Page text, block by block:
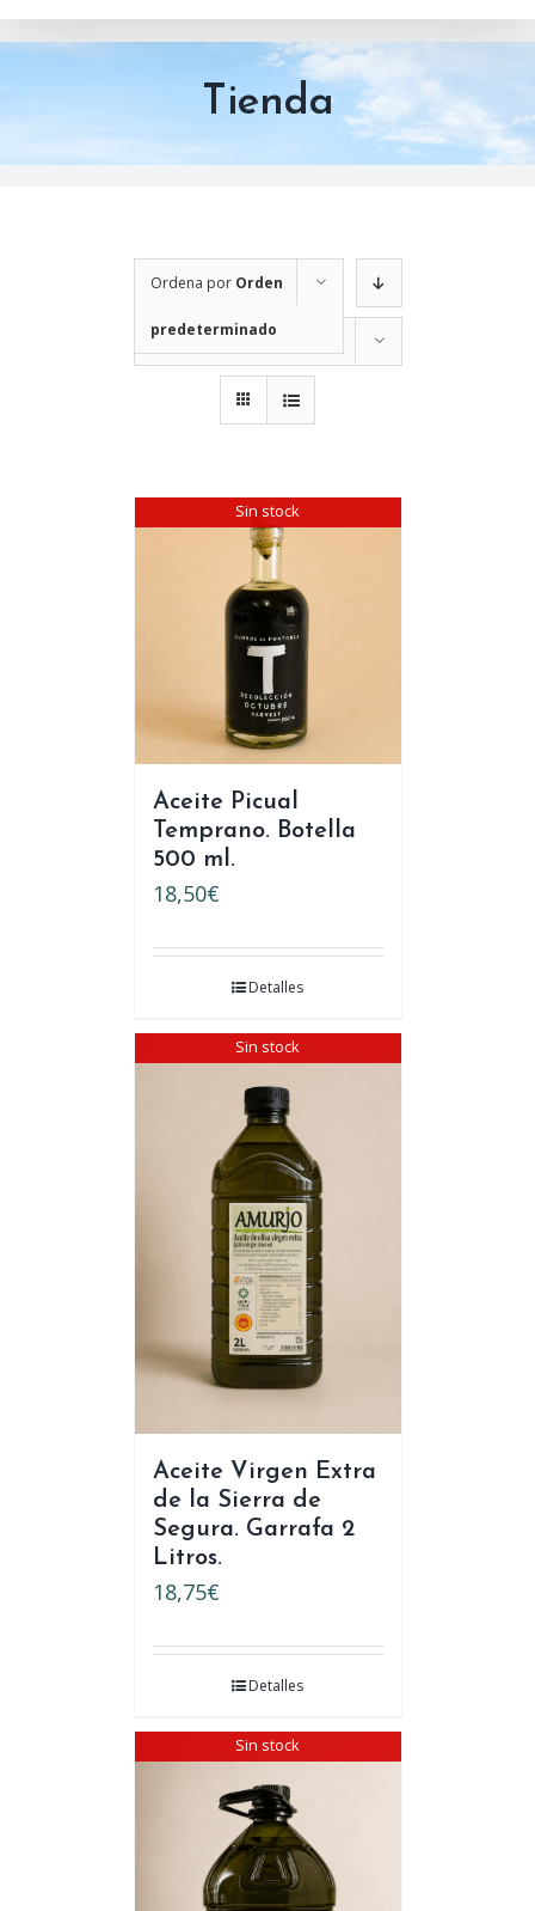
Tienda
Ordena por Orden
predeterminado
Mostrar12 productos
Sin stock
Aceite Picual
Temprano. Botella
500 ml.
18,50€
Detalles
Sin stock
Aceite Virgen Extra
de la Sierra de
Segura. Garrafa 2
Litros.
18,75€
Detalles
Sin stock